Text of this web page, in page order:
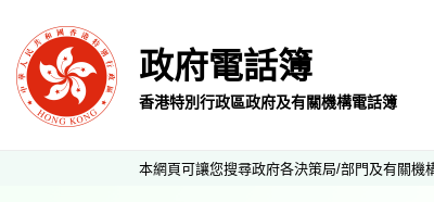
政府電話簿
香港特別行政區政府及有關機構電話簿
本網頁可讓您搜尋政府各決策局/部門及有關機